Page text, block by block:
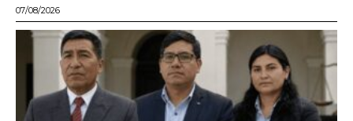
07/08/2026